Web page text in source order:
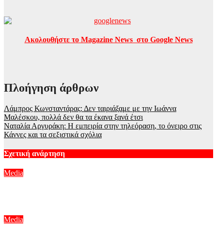
Ακολουθήστε το Magazine News στο Google News
Πλοήγηση άρθρων
Λάμπρος Κωνσταντάρας: Δεν ταιριάξαμε με την Ιωάννα
Μαλέσκου, πολλά δεν θα τα έκανα ξανά έτσι
Ναταλία Αργυράκη: Η εμπειρία στην τηλεόραση, το όνειρο στις
Κάννες και τα σεξιστικά σχόλια
Σχετική ανάρτηση
Media
Media